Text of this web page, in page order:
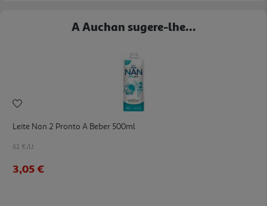
A Auchan sugere-lhe...
Leite Nan 2 Pronto A Beber 500ml
6.1 €/Lt
3,05 €